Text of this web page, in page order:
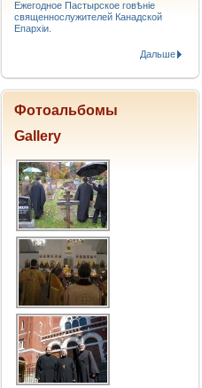
Ежегодное Пастырское говѣніе
священнослужителей Канадской
Епархіи.
Дальше
Фотоальбомы
Gallery